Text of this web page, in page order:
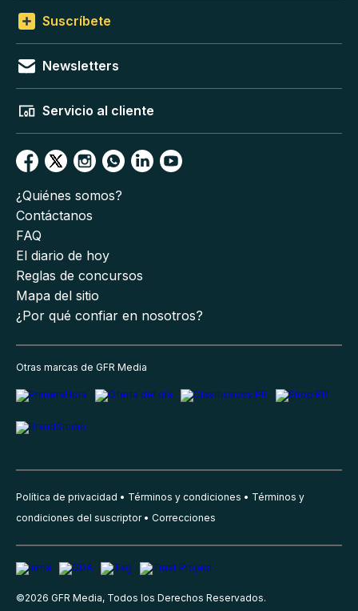
Suscríbete
Newsletters
Servicio al cliente
¿Quiénes somos?
Contáctanos
FAQ
El diario de hoy
Reglas de concursos
Mapa del sitio
¿Por qué confiar en nosotros?
Otras marcas de GFR Media
Política de privacidad Términos y condiciones
Términos y
condiciones del suscriptor
Correcciones
©2026 GFR Media, Todos los Derechos Reservados.